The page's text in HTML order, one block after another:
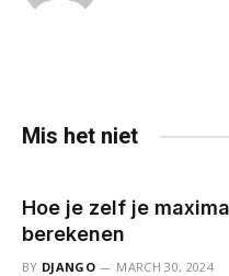
Mis het niet
Hoe je zelf je
berekenen
BY DJANGO MARCH 30, 2024